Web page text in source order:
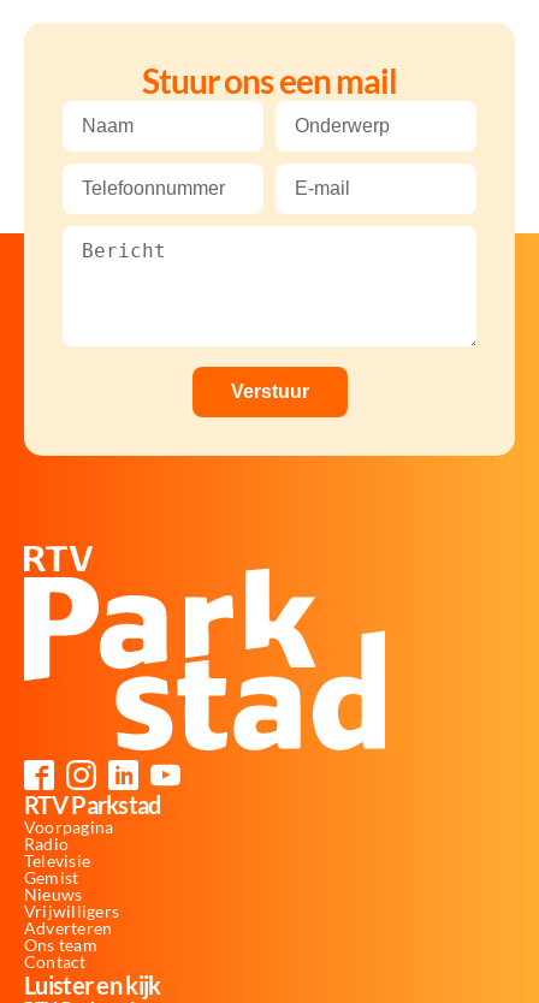
Stuur ons een mail
RTV Parkstad
Voorpagina
Radio
Televisie
Gemist
Nieuws
Vrijwilligers
Adverteren
Ons team
Contact
Luister en kijk